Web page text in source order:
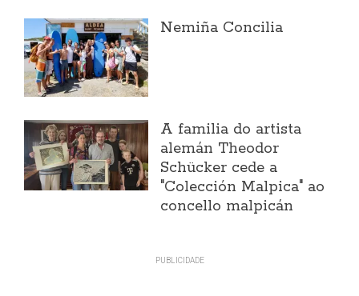
Nemiña Concilia
A familia do artista
alemán Theodor
Schücker cede a
"Colección Malpica" ao
concello malpicán